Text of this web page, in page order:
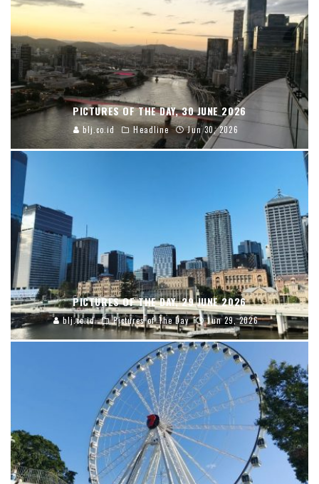
PICTURES OF THE DAY, 30 JUNE 2026
blj.co.id Headline Jun 30, 2026
PICTURES OF THE DAY, 29 JUNE 2026
blj.co.id Pictures of The Day Jun 29, 2026